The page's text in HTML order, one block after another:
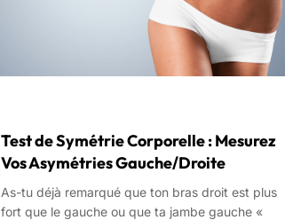
Test de Symétrie Corporelle : Mesurez
Vos Asymétries Gauche/Droite
As-tu déjà remarqué que ton bras droit est plus
fort que le gauche ou que ta jambe gauche «